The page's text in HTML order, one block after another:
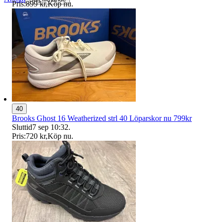
Pris:899 kr,Köp nu.
40
Brooks Ghost 16 Weatherized strl 40 Löparskor nu 799kr
Sluttid7 sep 10:32.
Pris:720 kr,Köp nu.